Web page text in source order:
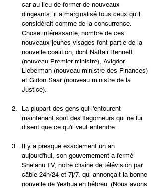
car au lieu de former de nouveaux
dirigeants, il a marginalisé tous ceux qu'il
considérait comme de la concurrence.
Chose intéressante, nombre de ces
nouveaux jeunes visages font partie de la
nouvelle coalition, dont Naftali Bennett
(nouveau Premier ministre), Avigdor
Lieberman (nouveau ministre des Finances)
et Gidon Saar (nouveau ministre de la
Justice).
La plupart des gens qui l'entourent
maintenant sont des flagorneurs qui ne lui
disent que ce qu'il veut entendre.
Il y a presque exactement un an
aujourd'hui, son gouvernement a fermé
Shelanu TV, notre chaîne de télévision par
câble 24h/24 et 7j/7, qui annonçait la bonne
nouvelle de Yeshua en hébreu. (Nous avons